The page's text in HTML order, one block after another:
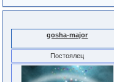
gosha-major
Постоялец